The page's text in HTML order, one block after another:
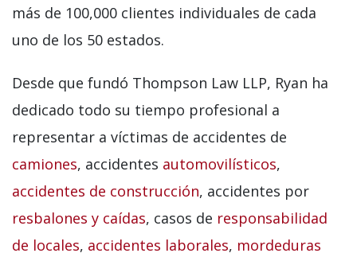
más de 100,000 clientes individuales de cada
uno de los 50 estados.
Desde que fundó Thompson Law LLP, Ryan ha
dedicado todo su tiempo profesional a
representar a víctimas de accidentes de
camiones, accidentes automovilísticos,
accidentes de construcción, accidentes por
resbalones y caídas, casos de responsabilidad
de locales, accidentes laborales, mordeduras